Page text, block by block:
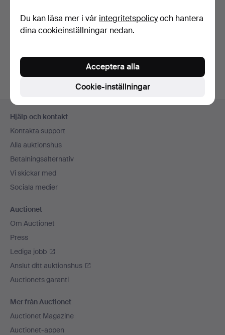
Bevaka sökning
Sidfotsnavigation
Hjälp och kontakt
Kontakta support
Alla auktionshus
Betalningsalternativ
Vi skickar med
Sociala medier
Auctionet
Om Auctionet
Press
Lediga jobb
Anslut ditt auktionshus
Auctionets garanti
Mer från Auctionet
Auctionet Magazine
Auctionet-appen
Du kan läsa mer i vår integritetspolicyoch hantera
dina cookieinställningar nedan.
Cookie-inställningar
Acceptera alla